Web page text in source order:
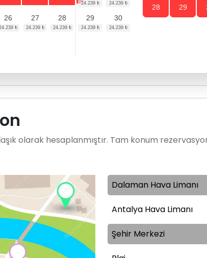
26 27 28 29 30
28 29
olarak hesaplanmıştır. Tam konum
Dalaman Hava Limanı
Antalya Hava Limanı
Şehir Merkezi